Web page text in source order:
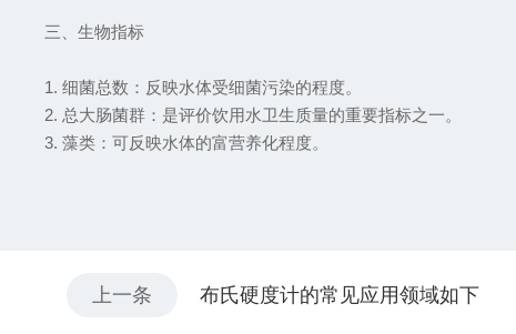
三、生物指标
1.细菌总数：反映水体受细菌污染的程度。
2. 总大肠菌群：是评价饮用水卫生质量的重要指标之一。
3.藻类：可反映水体的富营养化程度。
上一条 布氏硬度计的常见应用领域如下